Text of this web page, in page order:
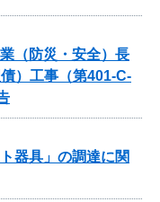
（防災・安全）長
）工事（第401-C-
器具」の調達に関